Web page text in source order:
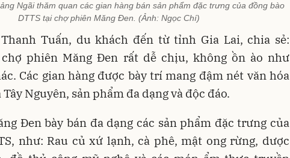
Ngãi thăm quan các gian hàng bán sản phẩm đặc trưng của đồng bào
DTTS tại chợ phiên Măng Đen. (Ảnh: Ngọc Chí)
Tuấn, du khách đến từ tỉnh Gia Lai, chia sẻ:
phiên Măng Đen rất dễ chịu, không ồn ào như
Các gian hàng được bày trí mang đậm nét văn hóa
Nguyên, sản phẩm đa dạng và độc đáo.
Đen bày bán đa dạng các sản phẩm đặc trưng của
như: Rau củ xứ lạnh, cà phê, mật ong rừng, dược